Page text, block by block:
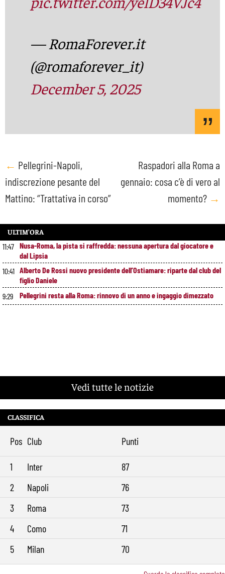
— RomaForever.it
(@romaforever_it)
December 5, 2025
Post
navigation
← Pellegrini-Napoli,
indiscrezione pesante del
Mattino: “Trattativa in corso”
Raspadori alla Roma a
gennaio: cosa c’è di vero al
momento? →
ULTIM’ORA
11:47 Nusa-Roma, la pista si raffredda: nessuna apertura dal giocatore e
dal Lipsia
10:41 Alberto De Rossi nuovo presidente dell’Ostiamare: riparte dal club del
figlio Daniele
9:29
Pellegrini resta alla Roma: rinnovo di un anno e ingaggio dimezzato
Vedi tutte le notizie
CLASSIFICA
Pos Club Punti
1 Inter
87
2
Napoli
76
3
Roma
73
4
Como
71
5
Milan 70